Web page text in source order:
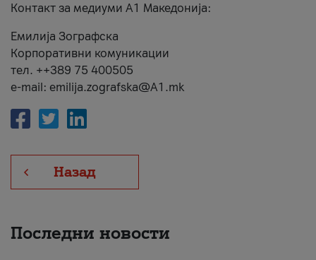
Контакт за медиуми А1 Македонија:
Емилија Зографска
Корпоративни комуникации
тел. ++389 75 400505
e-mail: emilija.zografska@A1.mk
Назад
Последни новости